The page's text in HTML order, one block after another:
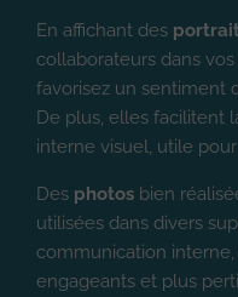
En affichant des
collaborateurs dans
favorisez un sentiment
De plus, elles facilitent
interne visuel, utile
Des photos bien
utilisées dans divers
communication
engageants et plus